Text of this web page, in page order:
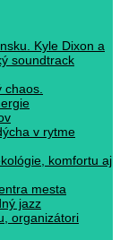
Kyle Dixon a
soundtrack
v rytme
komfortu aj
mesta
jazz
organizátori